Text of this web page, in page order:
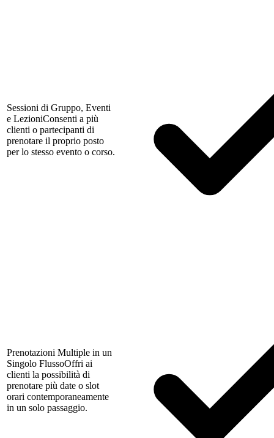
Sessioni di Gruppo, Eventi
e LezioniConsenti a più
clienti o partecipanti di
prenotare il proprio posto
per lo stesso evento o corso.
Prenotazioni Multiple in un
Singolo FlussoOffri ai
clienti la possibilità di
prenotare più date o slot
orari contemporaneamente
in un solo passaggio.